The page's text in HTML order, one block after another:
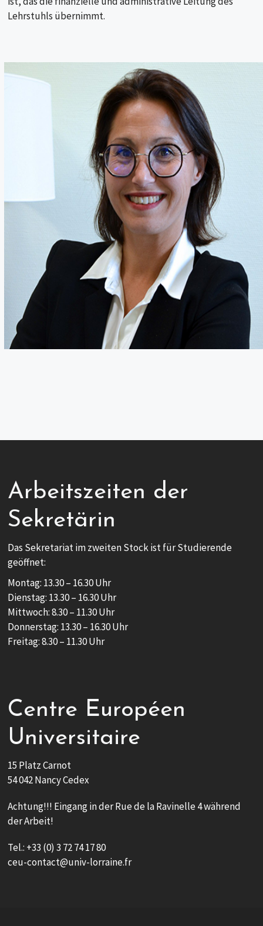
Lehrstuhls übernimmt.
Arbeitszeiten der
Sekretärin
Das Sekretariat im zweiten Stock ist für Studierende
geöffnet:
Montag: 13.30 – 16.30 Uhr
Dienstag: 13.30 – 16.30 Uhr
Mittwoch: 8.30 – 11.30 Uhr
Donnerstag: 13.30 – 16.30 Uhr
Freitag: 8.30 – 11.30 Uhr
Centre Européen
Universitaire
15 Platz Carnot
54 042 Nancy Cedex
Achtung!!! Eingang in der Rue de la Ravinelle 4 während
der Arbeit!
Tel.: +33 (0) 3 72 74 17 80
ceu-contact@univ-lorraine.fr